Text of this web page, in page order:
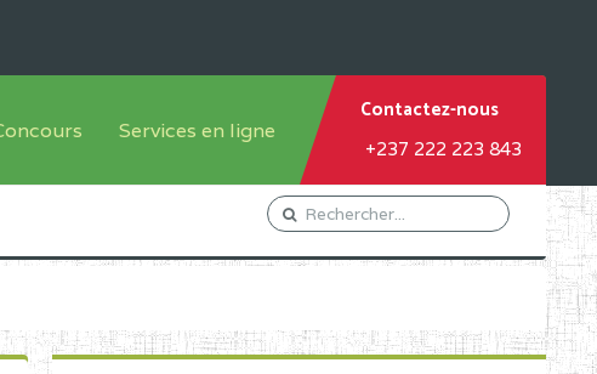
système francophone
Services en ligne
Orientation Conseil
Gestion du Personnel
Contactez-nous
+237 222 223 843